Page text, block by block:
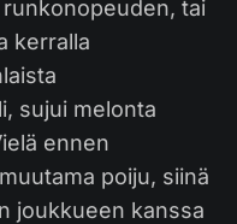
tai
kerralla
sujui melonta
ennen
poiju, siinä
joukkueen kanssa